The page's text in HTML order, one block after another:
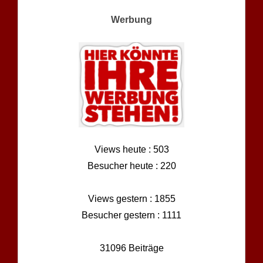
Werbung
Views heute : 503
Besucher heute : 220
Views gestern : 1855
Besucher gestern : 1111
31096 Beiträge